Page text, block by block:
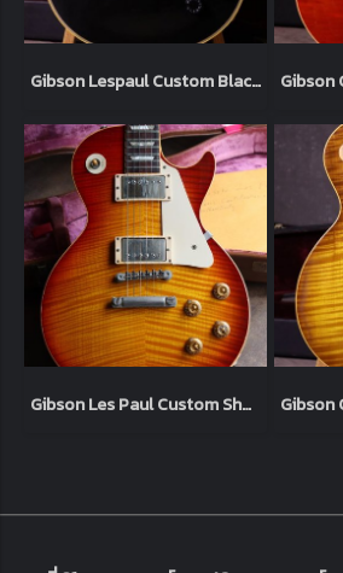
Gibson Lespaul Custom Black 2006 (4.9kg)
Gibson Les Paul Custom Shop '59 Tom Murphy Aged 2006 Heritage Cherry (3.9kg)